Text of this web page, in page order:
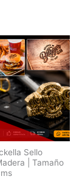
Sello
| Tamaño